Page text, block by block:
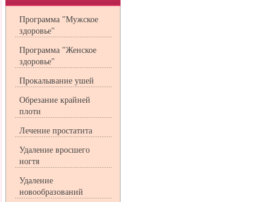
Программа "Мужское
здоровье"
Программа "Женское
здоровье"
Прокалывание ушей
Обрезание крайней
плоти
Лечение простатита
Удаление вросшего
ногтя
Удаление
новообразований